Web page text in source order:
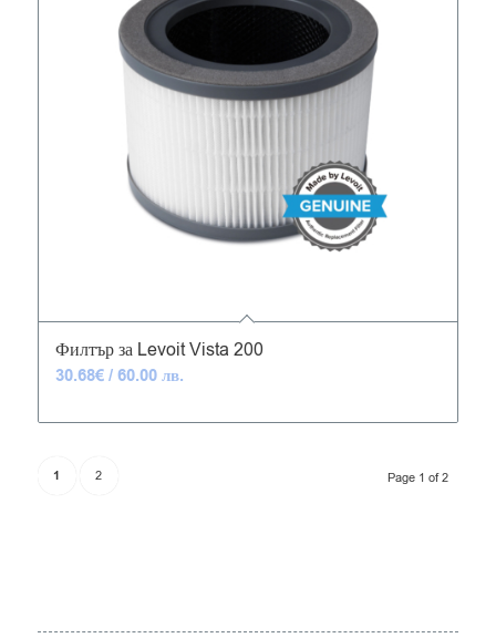
5.00
Филтър за Levoit Vista 200
30.68€/ 60.00 лв.
Page 1 of 2
1 2